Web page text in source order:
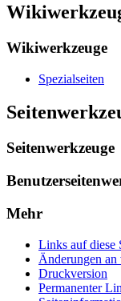
Wikiwerkzeuge
Spezialseiten
Seitenwerkzeuge
Mehr
Links auf diese
Änderungen an
Druckversion
Permanenter